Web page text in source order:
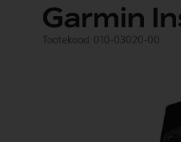
Garmin
Tootekood: 010-03020-00